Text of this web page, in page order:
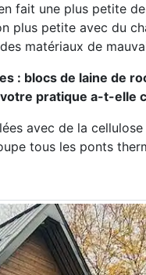
fait une plus petite
plus petite avec du
matériaux de
: blocs de laine de
pratique a-t-elle
avec de la
tous les ponts